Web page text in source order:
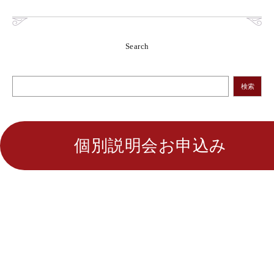
Search
検索
個別説明会お申込み